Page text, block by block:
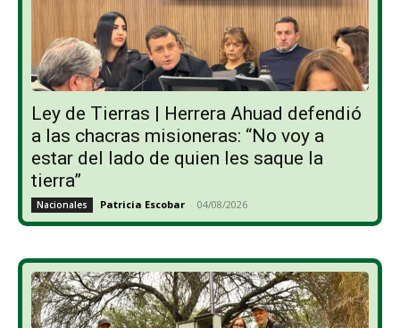
Ley de Tierras | Herrera Ahuad defendió
a las chacras misioneras: “No voy a
estar del lado de quien les saque la
tierra”
Nacionales Patricia Escobar - 04/08/2026